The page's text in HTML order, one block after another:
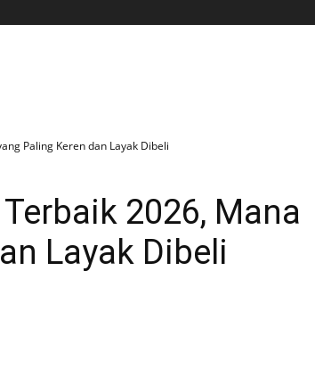
Paling Keren dan Layak Dibeli
2026, Mana
Layak Dibeli